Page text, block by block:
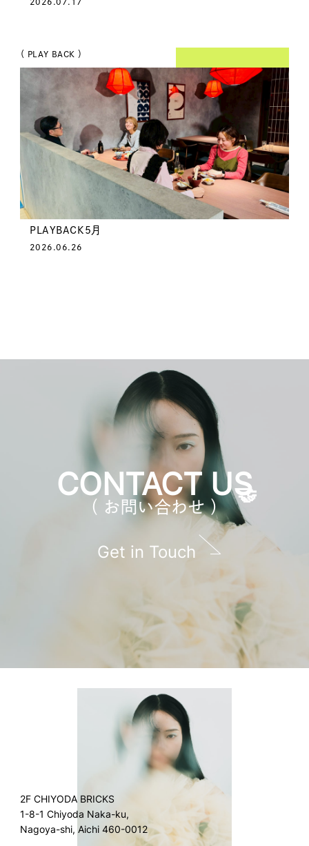
（ PLAY BACK ）
PLAYBACK5月
2026.06.26
CONTACT US
（ お問い合わせ ）
Get in Touch
2F CHIYODA BRICKS
1-8-1 Chiyoda Naka-ku,
Nagoya-shi, Aichi 460-0012